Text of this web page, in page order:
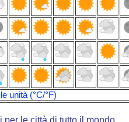
unità (°C/°F)
le città di tutto il mondo.